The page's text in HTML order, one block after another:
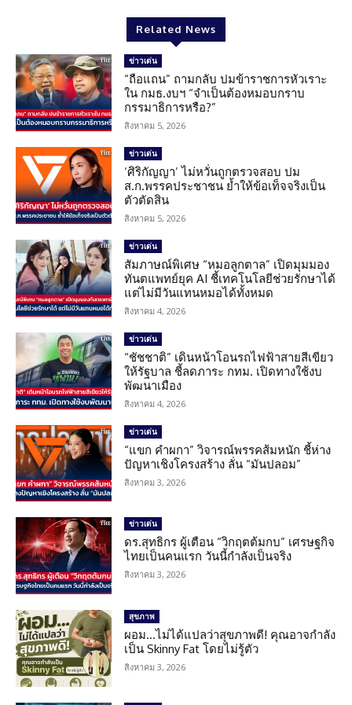
Related News
ข่าวเด่น
“ถือแถน” ถามกลับ ปมข้าราชการหัวเราะ
ใน กมธ.งบฯ “จำเป็นต้องหมอบกราบ
กรรมาธิการหรือ?”
สิงหาคม 5, 2026
ข่าวเด่น
‘ศิริกัญญา’ ไม่หวั่นถูกตรวจสอบ ปม
ส.ก.พรรคประชาชน ย้ำให้ข้อเท็จจริงเป็น
ตัวตัดสิน
สิงหาคม 5, 2026
ข่าวเด่น
สัมภาษณ์พิเศษ “หมอลูกตาล” เปิดมุมมอง
ทันตแพทย์ยุค AI ชี้เทคโนโลยีช่วยรักษาได้
แต่ไม่มีวันแทนหมอได้ทั้งหมด
สิงหาคม 4, 2026
ข่าวเด่น
“ชัชชาติ” เดินหน้าโอนรถไฟฟ้าสายสีเขียว
ให้รัฐบาล ชี้ลดภาระ กทม. เปิดทางใช้งบ
พัฒนาเมือง
สิงหาคม 4, 2026
ข่าวเด่น
“แขก คำผกา” วิจารณ์พรรคส้มหนัก ชี้ห่าง
ปัญหาเชิงโครงสร้าง ลั่น “มันปลอม”
สิงหาคม 3, 2026
ข่าวเด่น
ดร.สุทธิกร ผู้เตือน “วิกฤตต้มกบ” เศรษฐกิจ
ไทยเป็นคนแรก วันนี้กำลังเป็นจริง
สิงหาคม 3, 2026
สุขภาพ
ผอม…ไม่ได้แปลว่าสุขภาพดี! คุณอาจกำลัง
เป็น Skinny Fat โดยไม่รู้ตัว
สิงหาคม 3, 2026